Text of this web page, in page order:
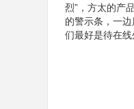
烈”，方太的产
的警示条，一
们最好是待在线